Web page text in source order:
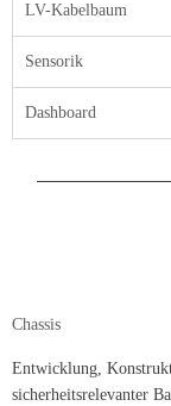
LV-Kabelbaum
Sensorik
Dashboard
Chassis
Entwicklung,
sicherheitsrelevanter